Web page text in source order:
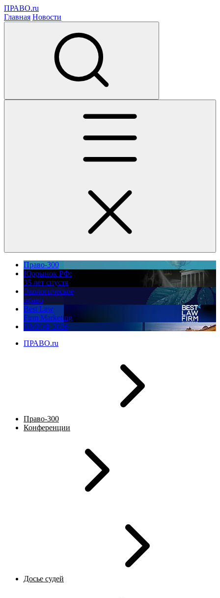
ПРАВО.ru
Главная Новости
Право-300
Юррынок РФ:
35 лет спустя
Экологическое
право
Best Law
Firm Marketing
ПМЮФ 2026
ПРАВО.ru
Право-300
Конференции
Досье судей